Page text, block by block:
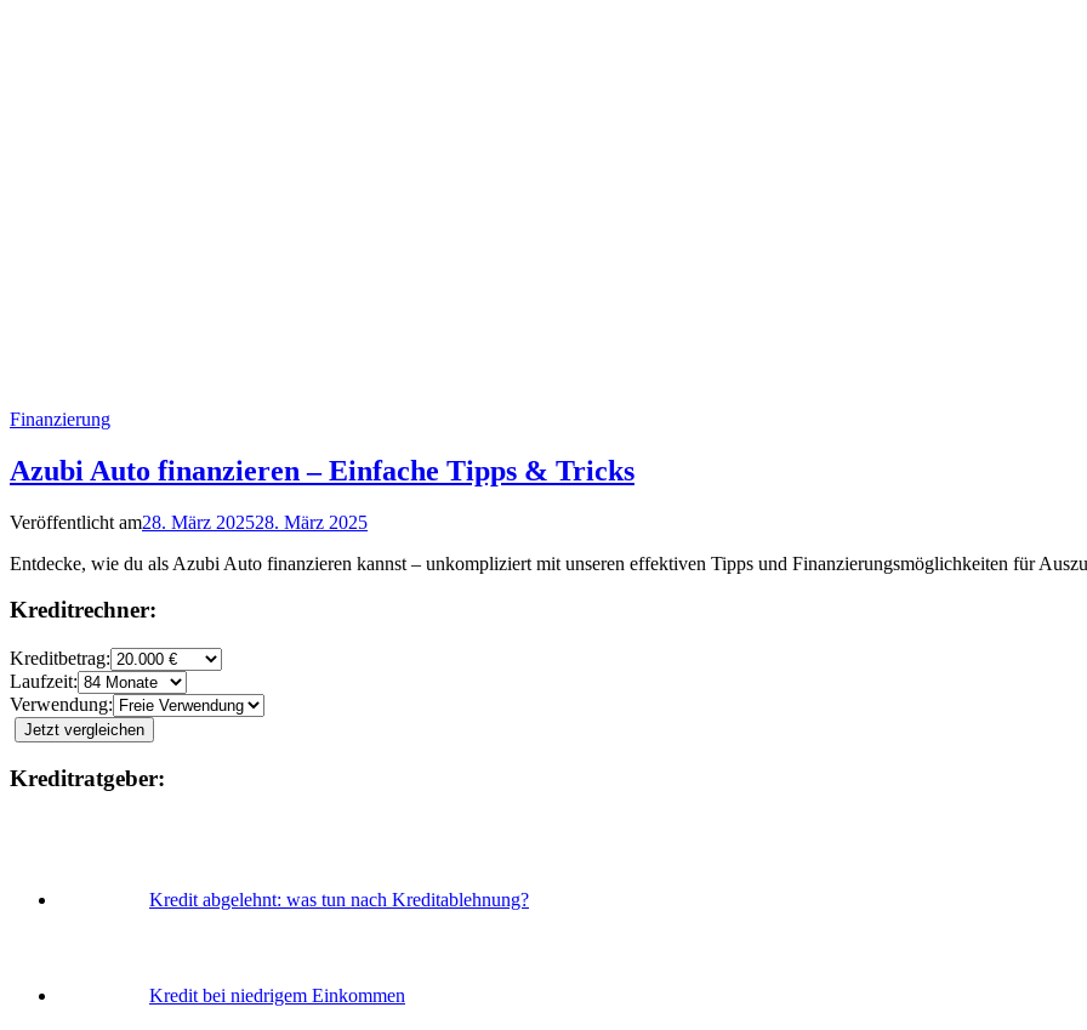
Finanzierung
Azubi Auto finanzieren – Einfache Tipps & Tricks
Veröffentlicht am28. März 202528. März 2025
Entdecke, wie du als Azubi Auto finanzieren kannst – unkompliziert mit unseren effektiven Tipps und Finanzierungsmöglichkeiten für
Kreditrechner:
Kreditbetrag:
Laufzeit:
Verwendung:
Jetzt vergleichen
Kreditratgeber:
Kredit abgelehnt: was tun nach Kreditablehnung?
Kredit bei niedrigem Einkommen